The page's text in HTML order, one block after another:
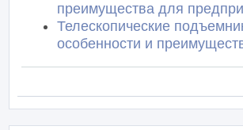
преимущества для
Телескопические
особенности и